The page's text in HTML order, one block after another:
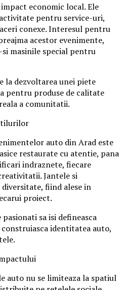
economic local. Ele
pentru service-uri,
conexe. Interesul pentru
acestor evenimente,
masinile special pentru
la dezvoltarea unei piete
pentru produse de calitate
a comunitatii.
auto din Arad este
restaurate cu atentie, pana
indraznete, fiecare
Jantele si
fiind alese in
proiect.
sa isi defineasca
identitatea auto,
auto nu se limiteaza la spatiul